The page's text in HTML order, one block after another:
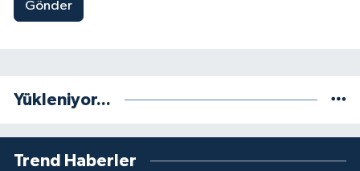
Gönder
Yükleniyor...
Trend Haberler